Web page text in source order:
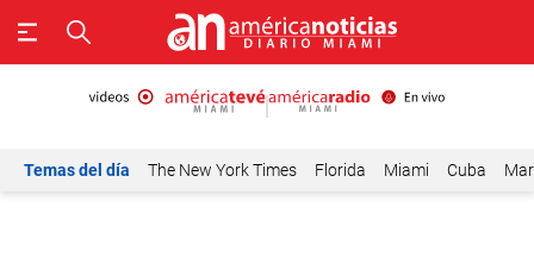
Temas del día The New York Times Florida Miami Cuba